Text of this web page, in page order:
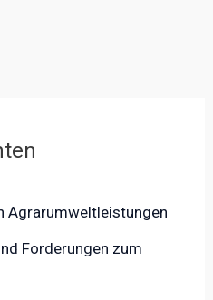
Agrarumweltleistungen
Forderungen zum